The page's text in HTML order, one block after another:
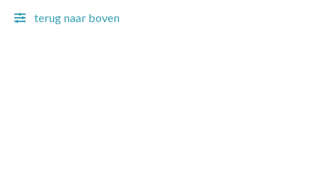
terug naar boven